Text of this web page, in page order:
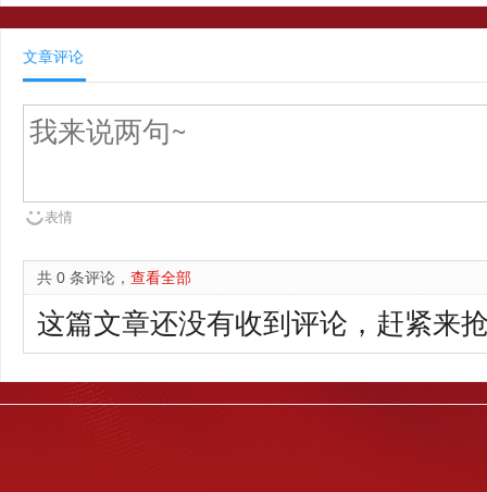
文章评论
表情
共 0 条评论， 查看全部
这篇文章还没有收到评论，赶紧来